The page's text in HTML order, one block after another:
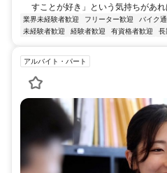
すことが好き」という気持ちがあ
業界未経験者歓迎 フリーター歓迎 バイク
未経験者歓迎
経験者歓迎 有資格者歓迎 長
アルバイト・パート